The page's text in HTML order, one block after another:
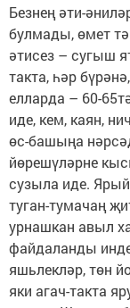
Безнең әти-
булмады, өмет
әтисез – сугыш
такта, һәр
елларда – 60-
иде, кем, каян,
өс-башыңа
йөрешүләрне
сузыла иде.
туган-тумачаң
урнашкан авыл
файдаланды
яшьлекләр, төн
яки агач-такта